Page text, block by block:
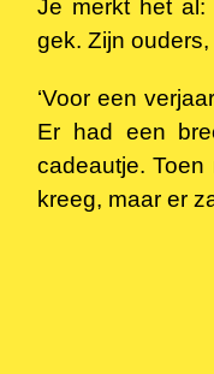
Je merkt het al:
gek. Zijn
‘Voor een
Er had een
cadeautje.
kreeg, maar er